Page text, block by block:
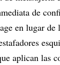
de
en lugar de
aplican las